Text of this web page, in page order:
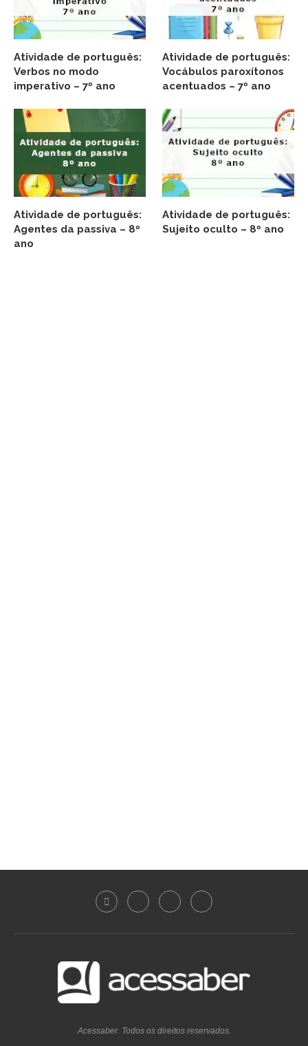
Atividade de português:
Verbos no modo
imperativo – 7º ano
Atividade de português:
Vocábulos paroxítonos
acentuados – 7º ano
Atividade de português:
Agentes da passiva – 8º
ano
Atividade de português:
Sujeito oculto – 8º ano
Acessaber. Todos os direitos reservados.